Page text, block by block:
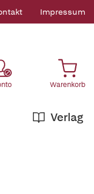
Impressum
Warenkorb
Verlag